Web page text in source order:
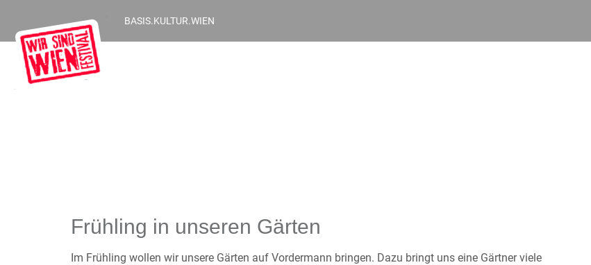
BASIS.KULTUR.WIEN
Frühling in unseren Gärten
Im Frühling wollen wir unsere Gärten auf Vordermann bringen. Dazu bringt uns eine Gärtner viele